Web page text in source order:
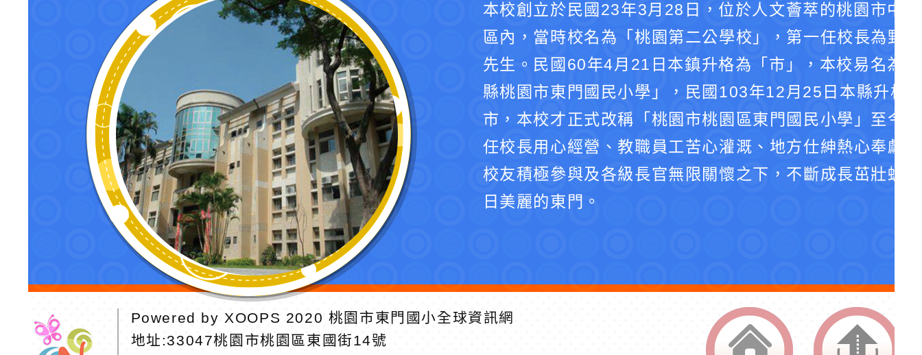
本校創立於民國23年3月28日，位於人文薈萃的桃園市中
區內，當時校名為「桃園第二公學校」，第一任校長為野
先生。民國60年4月21日本鎮升格為「市」，本校易名為
縣桃園市東門國民小學」，民國103年12月25日本縣升格
市，本校才正式改稱「桃園市桃園區東門國民小學」至今
任校長用心經營、教職員工苦心灌溉、地方仕紳熱心奉獻
校友積極參與及各級長官無限關懷之下，不斷成長茁壯蛻
日美麗的東門。
Powered by XOOPS 2020 桃園市東門國小全球資訊網
地址:33047桃園市桃園區東國街14號